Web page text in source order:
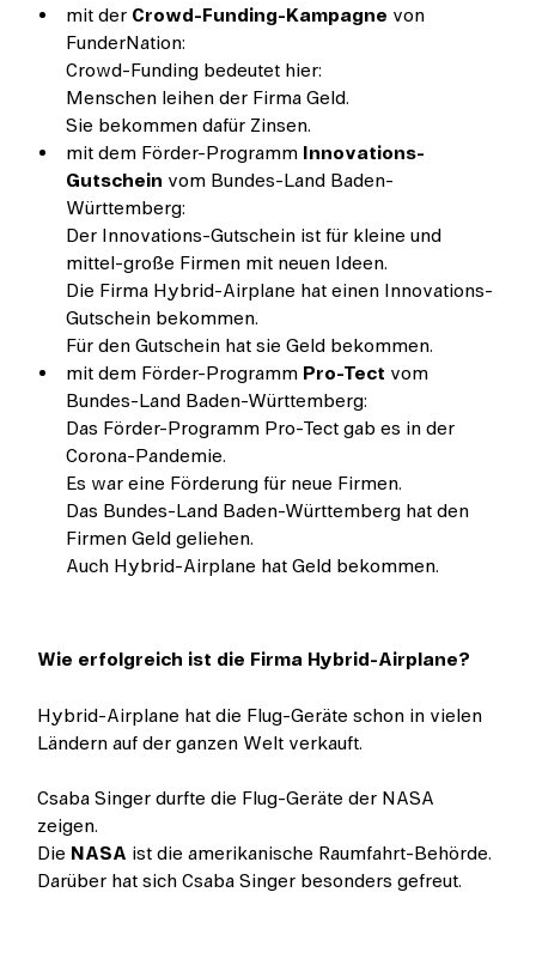
mit der Crowd-Funding-Kampagne von
FunderNation:
Crowd-Funding bedeutet hier:
Menschen leihen der Firma Geld.
Sie bekommen dafür Zinsen.
mit dem Förder-Programm Innovations-
Gutschein vom Bundes-Land Baden-
Württemberg:
Der Innovations-Gutschein ist für kleine und
mittel-große Firmen mit neuen Ideen.
Die Firma Hybrid-Airplane hat einen Innovations-
Gutschein bekommen.
Für den Gutschein hat sie Geld bekommen.
mit dem Förder-Programm Pro-Tect vom
Bundes-Land Baden-Württemberg:
Das Förder-Programm Pro-Tect gab es in der
Corona-Pandemie.
Es war eine Förderung für neue Firmen.
Das Bundes-Land Baden-Württemberg hat den
Firmen Geld geliehen.
Auch Hybrid-Airplane hat Geld bekommen.
Wie erfolgreich ist die Firma Hybrid-Airplane?
Hybrid-Airplane hat die Flug-Geräte schon in vielen
Ländern auf der ganzen Welt verkauft.
Csaba Singer durfte die Flug-Geräte der NASA
zeigen.
Die NASA ist die amerikanische Raumfahrt-Behörde.
Darüber hat sich Csaba Singer besonders gefreut.